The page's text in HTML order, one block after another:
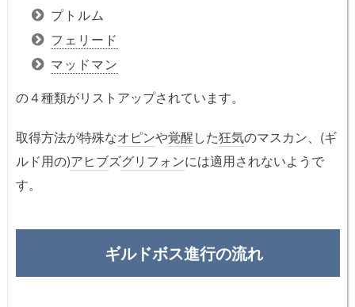
プトルム
フェリード
マッドマン
の４種類がリストアップされています。
取得方法が特殊なオピンや覚醒した狂気のマスカン、(ギ
ルド用の)アヒブズグリフォンには適用されないようで
す。
ギルドボス進行の流れ